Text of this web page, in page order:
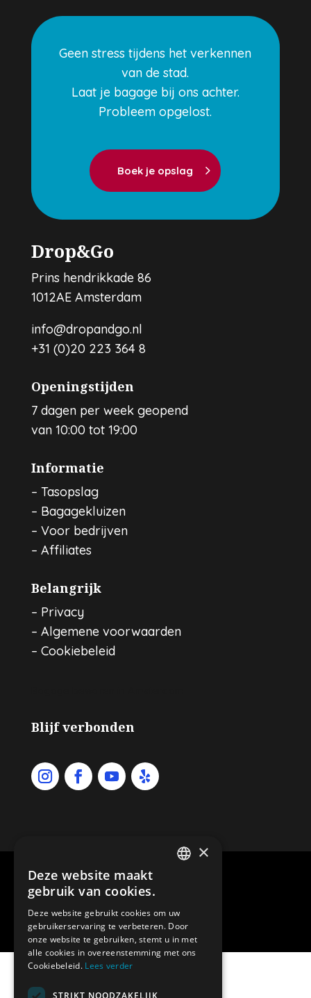
Geen stress tijdens het verkennen
van de stad.
Laat je bagage bij ons achter.
Probleem opgelost.
Boek je opslag
Drop&Go
Prins hendrikkade 86
1012AE Amsterdam
info@dropandgo.nl
+31 (0)20 223 364 8
Openingstijden
7 dagen per week geopend
van 10:00 tot 19:00
Informatie
– Tasopslag
– Bagagekluizen
– Voor bedrijven
– Affiliates
Belangrijk
– Privacy
– Algemene voorwaarden
– Cookiebeleid
Blijf verbonden
Website door Davey Smit.
GERMAN
×
Deze website maakt
gebruik van cookies.
Deze website gebruikt cookies om uw
gebruikerservaring te verbeteren. Door
onze website te gebruiken, stemt u in met
alle cookies in overeenstemming met ons
Cookiebeleid. Lees verder
STRIKT NOODZAKELIJK